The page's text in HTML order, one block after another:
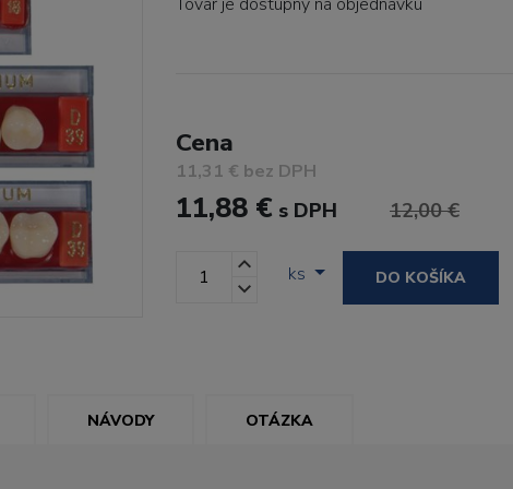
Cena
11,31 € bez DPH
11,88 € s DPH 12,00 €
ks DO KOŠÍKA
NÁVODY OTÁZKA